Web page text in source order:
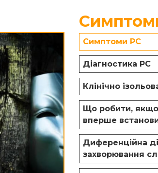
Симптоми РС
Діагностика РС
Клінічно
Що робити,
вперше
Диференційна
захворювання